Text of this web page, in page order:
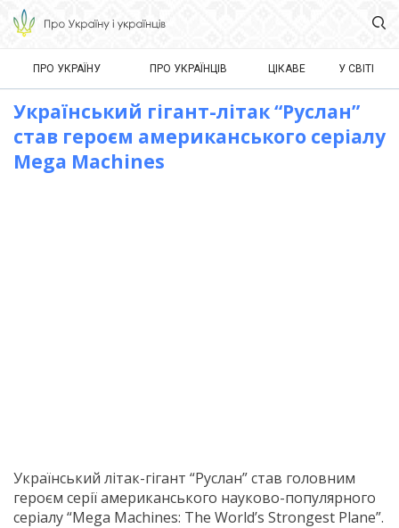
ПРО УКРАЇНУ ПРО УКРАЇНЦІВ ЦІКАВЕ У СВІТІ
Український гігант-літак “Руслан”
став героєм американського серіалу
Mega Machines
Український літак-гігант “Руслан” став головним
героєм серії американського науково-популярного
серіалу “Mega Machines: The World’s Strongest Plane”.